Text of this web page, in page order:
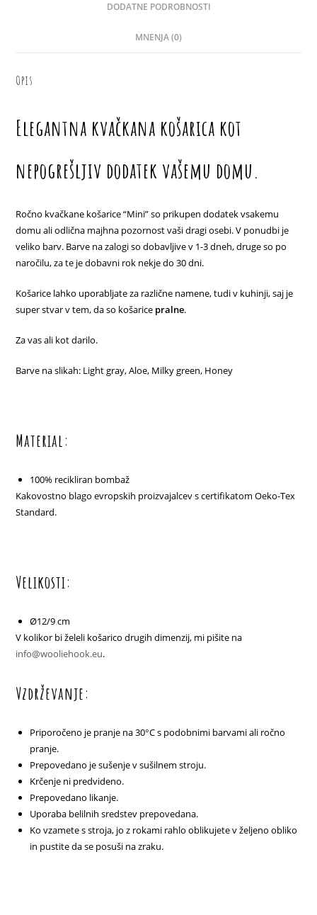
DODATNE PODROBNOSTI
MNENJA (0)
Opis
Elegantna kvačkana košarica kot
nepogrešljiv dodatek vašemu domu.
Ročno kvačkane košarice “Mini” so prikupen dodatek vsakemu
domu ali odlična majhna pozornost vaši dragi osebi. V ponudbi je
veliko barv. Barve na zalogi so dobavljive v 1-3 dneh, druge so po
naročilu, za te je dobavni rok nekje do 30 dni.
Košarice lahko uporabljate za različne namene, tudi v kuhinji, saj je
super stvar v tem, da so košarice pralne.
Za vas ali kot darilo.
Barve na slikah: Light gray, Aloe, Milky green, Honey
Material:
100% recikliran bombaž
Kakovostno blago evropskih proizvajalcev s certifikatom Oeko-Tex
Standard.
Velikosti:
Ø12/9 cm
V kolikor bi želeli košarico drugih dimenzij, mi pišite na
info@wooliehook.eu.
Vzdrževanje:
Priporočeno je pranje na 30°C s podobnimi barvami ali ročno
pranje.
Prepovedano je sušenje v sušilnem stroju.
Krčenje ni predvideno.
Prepovedano likanje.
Uporaba belilnih sredstev prepovedana.
Ko vzamete s stroja, jo z rokami rahlo oblikujete v željeno obliko
in pustite da se posuši na zraku.